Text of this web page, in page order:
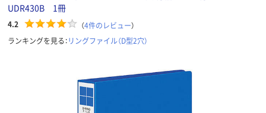
UDR430B 1冊
4.2 （4件のレビュー）
ランキングを見る：リングファイル（D型2穴）